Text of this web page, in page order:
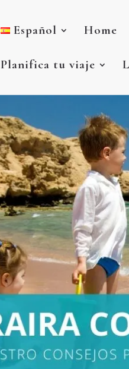
Español Home
Planifica tu viaje